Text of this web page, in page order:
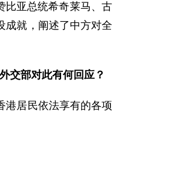
比亚总统希奇莱马、古
成就，阐述了中方对全
交部对此有何回应？
港居民依法享有的各项